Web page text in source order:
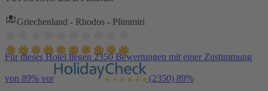
Griechenland - Rhodos - Plimmiri
Für dieses Hotel liegen 2350 Bewertungen mit einer Zustimmung
von 89% vor (2350) 89%